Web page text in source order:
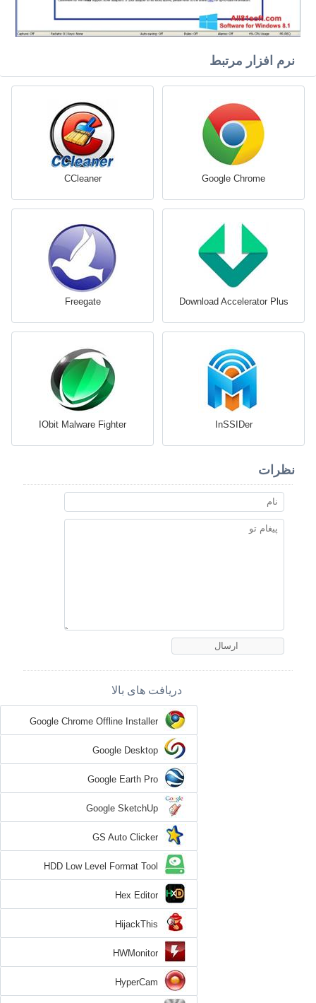
نرم افزار مرتبط
Google Chrome
CCleaner
Download Accelerator Plus
Freegate
InSSIDer
IObit Malware Fighter
نظرات
دریافت های بالا
Google Chrome Offline Installer
Google Desktop
Google Earth Pro
Google SketchUp
GS Auto Clicker
HDD Low Level Format Tool
Hex Editor
HijackThis
HWMonitor
HyperCam